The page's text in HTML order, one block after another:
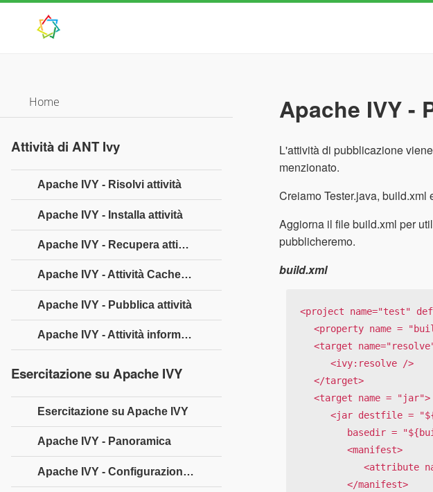
Apache IVY -
L'attività di pubblicazione
menzionato.
Creiamo Tester.java,
Aggiorna il file build.xml per
pubblicheremo.
build.xml
<project name="test"
   <property name = "build.dir" value = "build"/>
   <target name="resolve" description="resolve dependencies">
      <ivy:resolve />
   </target>
   <target name = "jar">
      <jar destfile = "${build.dir}/lib/application.jar"
         <manifest>
            <attribute name = "Main-Class" value = "com.tutorialspoint.Application"/>
         </manifest>
Home
Attività di ANT Ivy
Apache IVY - Risolvi attività
Apache IVY - Installa attività
Apache IVY - Recupera attività
Apache IVY - Attività Cachepath
Apache IVY - Pubblica attività
Apache IVY - Attività informativa
Esercitazione su Apache IVY
Esercitazione su Apache IVY
Apache IVY - Panoramica
Apache IVY - Configurazione dell'ambiente